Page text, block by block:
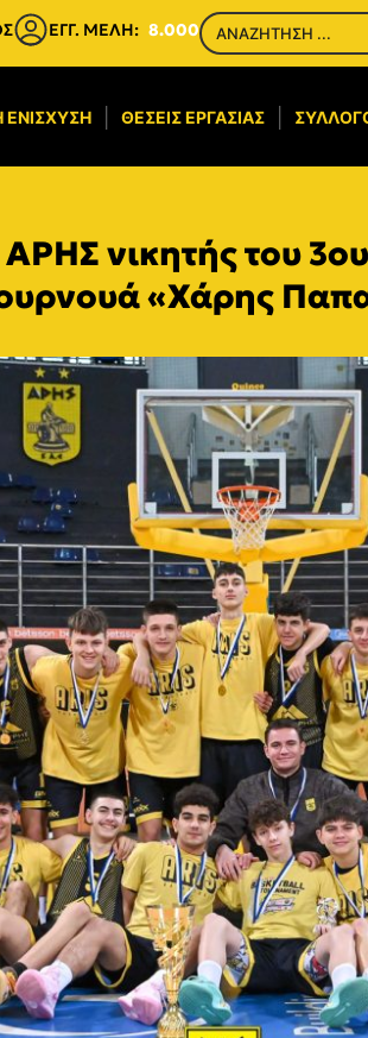
ΕΓΓ. ΜΕΛΗ: 8.000
ΕΝΊΣΧΥΣΗ​ ΘΈΣΕΙΣ ΕΡΓΑΣΊΑΣ
νικητής του
«Χάρης